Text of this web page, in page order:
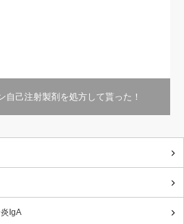
自己注射製剤を処方して貰った！
IgA